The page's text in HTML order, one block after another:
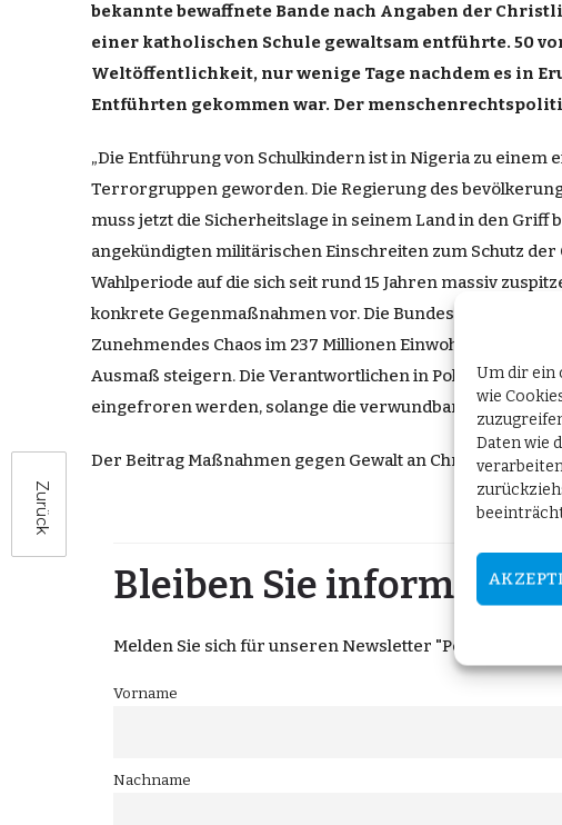
Um dir ein
wie
Daten wie
Zurück
bekannte bewaffnete Bande nach Angaben der
einer katholischen Schule gewaltsam entführte. 50
Weltöffentlichkeit, nur wenige Tage nachdem es in
Entführten gekommen war. Der
„Die Entführung von Schulkindern ist in Nigeria zu
Terrorgruppen geworden. Die Regierung des
muss jetzt die Sicherheitslage in seinem Land in den
angekündigten militärischen Einschreiten zum Schutz
Wahlperiode auf die sich seit rund 15 Jahren massiv
konkrete Gegenmaßnahmen vor. Die Bundesregierung
Zunehmendes Chaos im 237 Millionen Einwohner
Ausmaß steigern. Die Verantwortlichen in Politik und
eingefroren werden, solange die verwundbarsten
Der BeitragMaßnahmen gegen Gewalt an Christen in
Bleiben Sie informiert!
Melden Sie sich für unseren Newsletter "Post aus
Vorname
Nachname